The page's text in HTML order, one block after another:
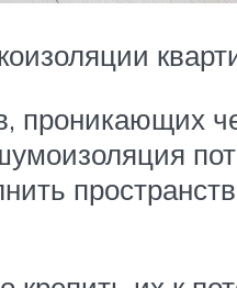
проникающих